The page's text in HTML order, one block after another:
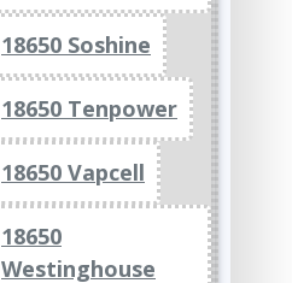
18650 Soshine
18650 Tenpower
18650 Vapcell
18650
Westinghouse